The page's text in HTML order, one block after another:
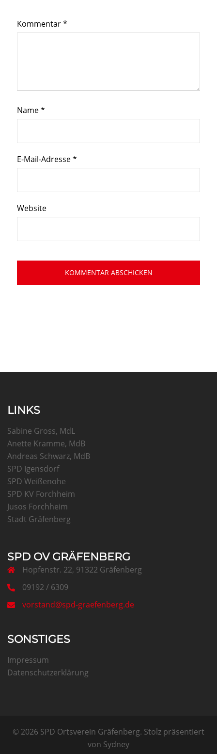
Kommentar*
Name*
E-Mail-Adresse*
Website
LINKS
Sabine Gross, MdL
Anette Kramme, MdB
Andreas Schwarz, MdB
SPD Igensdorf
SPD Weißenohe
SPD KV Forchheim
Jusos Forchheim
Stadt Gräfenberg
SPD OV GRÄFENBERG
Hopfenstr. 22, 91322 Gräfenberg
09192 / 6309
vorstand@spd-graefenberg.de
SONSTIGES
Impressum
Datenschutzerklärung
© 2026 SPD Ortsverein Gräfenberg. Stolz präsentiert
von Sydney